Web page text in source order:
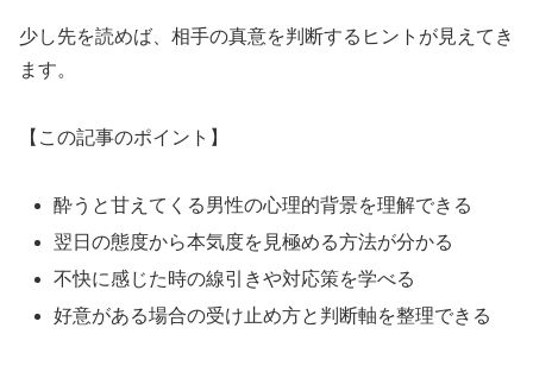
少し先を読めば、相手の真意を判断するヒントが見えてき
ます。
【この記事のポイント】
酔うと甘えてくる男性の心理的背景を理解できる
翌日の態度から本気度を見極める方法が分かる
不快に感じた時の線引きや対応策を学べる
好意がある場合の受け止め方と判断軸を整理できる